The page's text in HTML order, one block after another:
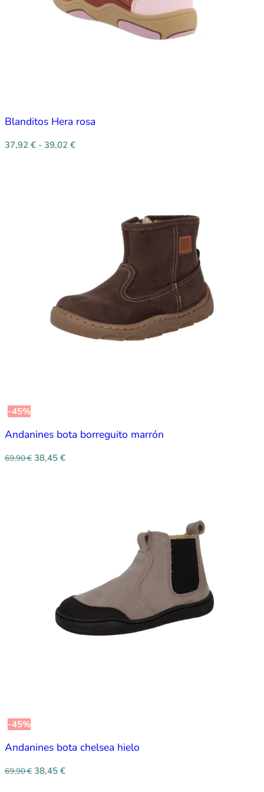
Blanditos Hera rosa
37,92 € - 39,02 €
-45%
Andanines bota borreguito marrón
69,90€ 38,45 €
-45%
Andanines bota chelsea hielo
69,90€ 38,45 €